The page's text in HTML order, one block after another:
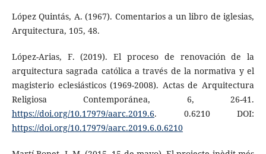
López Quintás, A. (1967). Comentarios a un libro de iglesias,
Ar­quitectura, 105, 48.
López-Arias, F. (2019). El proceso de renovación de la
arquitectura sagrada católica a través de la normativa y el
magisterio eclesiásticos (1969-2008). Actas de Arquitectura
Religiosa Con­temporánea, 6, 26-41.
https://doi.org/10.17979/aarc.2019.6. 0.6210 DOI:
https://doi.org/10.17979/aarc.2019.6.0.6210